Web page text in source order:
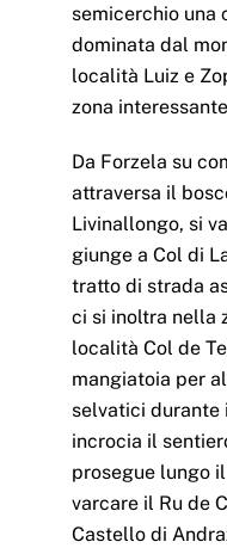
semicerchio una
dominata dal
località Luiz e
zona
Da Forzela su
attraversa il
Livinallongo, si
giunge a Col di
tratto di strada
ci si inoltra nella
località Col de
mangiatoia per
selvatici durante
incrocia il
prosegue lungo
varcare il Ru de
Castello di